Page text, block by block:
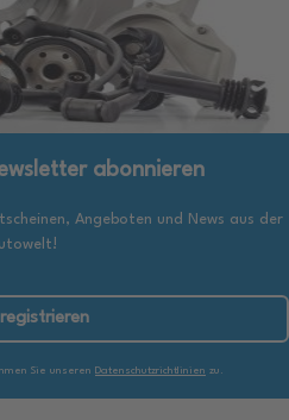
abonnieren
Angeboten und News aus der
Sie unseren Datenschutzrichtlinien zu.